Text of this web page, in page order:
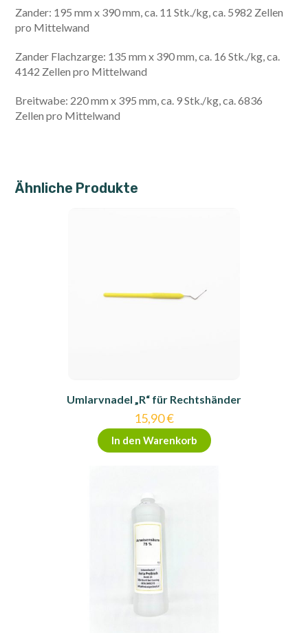
Zander: 195 mm x 390 mm, ca. 11 Stk./kg, ca. 5982 Zellen
pro Mittelwand
Zander Flachzarge: 135 mm x 390 mm, ca. 16 Stk./kg, ca.
4142 Zellen pro Mittelwand
Breitwabe: 220 mm x 395 mm, ca. 9 Stk./kg, ca. 6836
Zellen pro Mittelwand
Ähnliche Produkte
Umlarvnadel „R“ für Rechtshänder
15,90€
In den Warenkorb